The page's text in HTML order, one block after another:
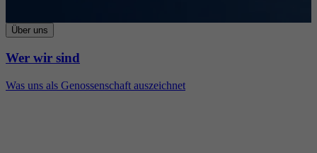
Über uns
Wer wir sind
Was uns als Genossenschaft auszeichnet